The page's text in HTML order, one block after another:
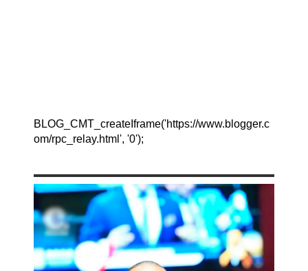
BLOG_CMT_createIframe('https://www.blogger.c
om/rpc_relay.html', '0');